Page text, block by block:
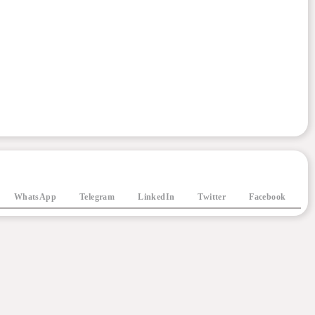
Facebook
Twitter
LinkedIn
Telegram
WhatsApp